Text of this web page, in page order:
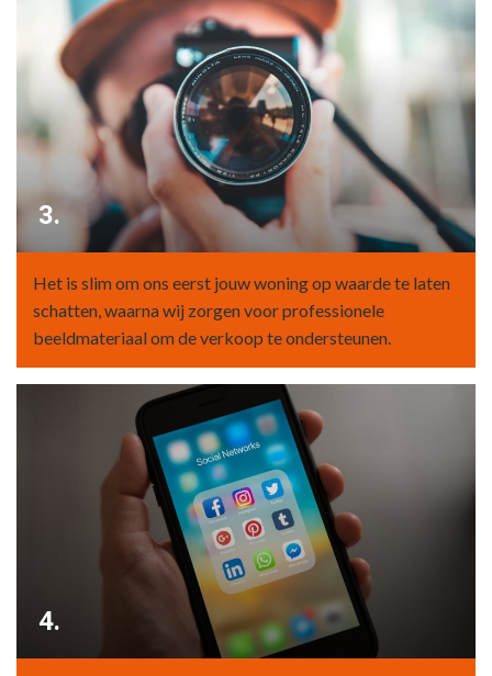
3.
Het is slim om ons eerst jouw woning op waarde te laten
schatten, waarna wij zorgen voor professionele
beeldmateriaal om de verkoop te ondersteunen.
4.